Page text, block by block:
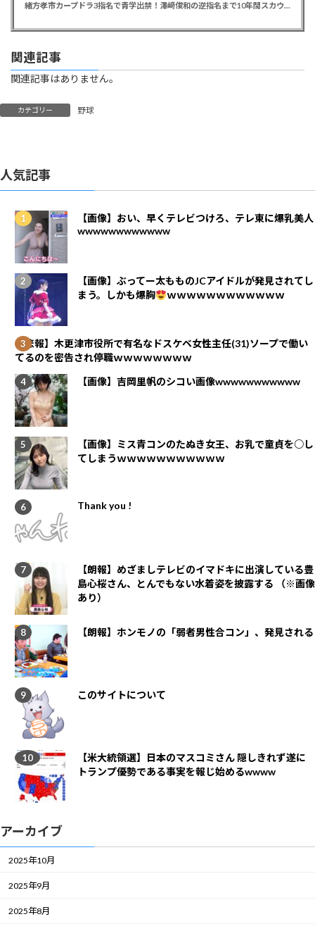
関連記事
関連記事はありません。
カテゴリー 野球
人気記事
【画像】おい、早くテレビつけろ、テレ東に爆乳美人
wwwwwwwwwwww
【画像】ぶってー太もものJCアイドルが発見されてし
まう。しかも爆胸
ｗｗｗｗｗｗｗｗｗｗｗｗ
【悲報】木更津市役所で有名なドスケベ女性主任(31)ソープで働い
てるのを密告され停職ｗｗｗｗｗｗｗｗ
【画像】吉岡里帆のシコい画像wwwwwwwwwww
【画像】ミス青コンのたぬき女王、お乳で童貞を○し
てしまうｗｗｗｗｗｗｗｗｗｗｗ
Thank you !
【朗報】めざましテレビのイマドキに出演している豊
島心桜さん、とんでもない水着姿を披露する （※画像
あり）
【朗報】ホンモノの「弱者男性合コン」、発見される
このサイトについて
【米大統領選】日本のマスコミさん 隠しきれず遂に
トランプ優勢である事実を報じ始めるwwww
アーカイブ
2025年10月
2025年9月
2025年8月